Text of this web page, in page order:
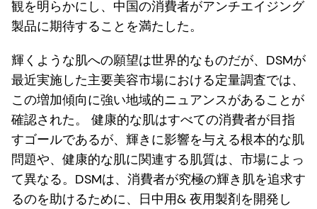
観を明らかにし、中国の消費者がアンチエイジング
製品に期待することを満たした。
輝くような肌への願望は世界的なものだが、DSMが
最近実施した主要美容市場における定量調査では、
この増加傾向に強い地域的ニュアンスがあることが
確認された。 健康的な肌はすべての消費者が目指
すゴールであるが、輝きに影響を与える根本的な肌
問題や、健康的な肌に関連する肌質は、市場によっ
て異なる。DSMは、消費者が究極の輝き肌を追求す
るのを助けるために、日中用& 夜用製剤を開発し